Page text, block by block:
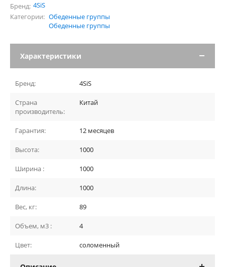
Бренд: 4SiS
Категории: Обеденные группы
Обеденные группы
Характеристики
Бренд: 4SiS
Страна
производитель:
Китай
Гарантия: 12 месяцев
Высота: 1000
Ширина : 1000
Длина: 1000
Вес, кг: 89
Объем, м3 : 4
Цвет: соломенный